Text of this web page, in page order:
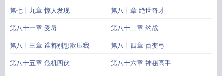
第七十九章 惊人发现 第八十章 绝世奇才
第八十一章 受辱 第八十二章 约战
第八十三章 谁都别想欺压我 第八十四章 百变弓
第八十五章 危机四伏 第八十六章 神秘高手